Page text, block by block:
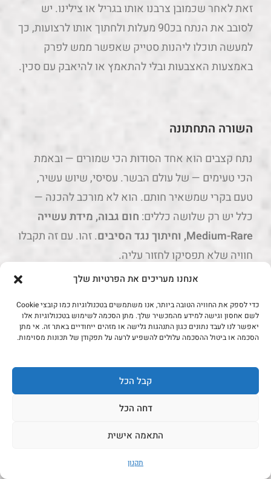
אנחנו מעריכים את הפרטיות שלך
כדי לספק את החוויה הטובה ביותר, אנו משתמשים בטכנולוגיות כמו קובצי Cookie
לשם אחסון וגישה למידע מהמכשיר שלך. מתן הסכמה לשימוש בטכנולוגיות אלו
יאפשר לנו לעבד נתונים כגון התנהגות גלישה או מזהים ייחודיים באתר זה. אי מתן
הסכמה או ביטול ההסכמה עלולים להשפיע לרעה על תפקודן של תכונות מסוימות.
קבל הכל
דחה הכל
התאמה אישית
תקנון
זאת לאחר שכמובן צרבנו אותו בגריל או צילינו. יש
לסובב את הנתח בכ90 מעלות ולחתוך אותו לרצועות, כך
למעשה תוכלו ליהנות סטייק שאפשר ממש לפרק
באמצעות האצבעות ובלי להתאמץ או להיאבק עם סכין.
השורה התחתונה
נתח קצבים הוא אחד הסודות הכי שמורים — ובאמת
הכי טעימים — של עולם הבשר. עסיסי, שיוש עשיר,
טעם בקרי שמשאיר חותם. הוא לא מורכב להכנה —
כלל יש רק שלושה כללים: חום גבוה, מידת עשייה
Medium-Rare, וחיתוך נגד הסיבים
. זהו. עם זה תקבלו
חוויה שלא תפסיקו לחזור עליה.
רוצים לנסות? קפצו אלינו לדוכן בשדרת הבשר בשוק
התקווה, חייגו 03-6878643, או שלחו וואטסאפ.
תמצאו אצלנו נתח קצבים טרי ומנוקה, וגם שיפודי
רוטפלש מוכנים לעל-האש. ואם אתם רוצים שנייעץ
לכם איך להכין — אנחנו שמחים לחלוק (סוף סוף, אחרי
תטעמו מאיתנו פעם אחת, תאכלו מאיתנו כל החיים.